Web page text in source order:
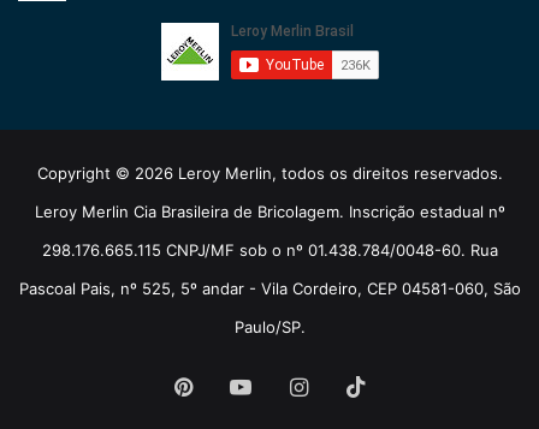
Copyright © 2026 Leroy Merlin, todos os direitos reservados.
Leroy Merlin Cia Brasileira de Bricolagem. Inscrição estadual nº
298.176.665.115 CNPJ/MF sob o nº 01.438.784/0048-60. Rua
Pascoal Pais, nº 525, 5º andar - Vila Cordeiro, CEP 04581-060, São
Paulo/SP.
PinterestYouTubeInstagram